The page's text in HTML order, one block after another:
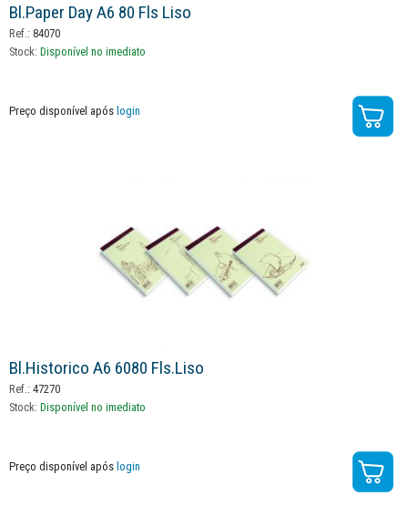
Bl.paper Day A6 80 Fls Liso
Ref.: 84070
Stock: Disponível no imediato
Preço disponível após login
Bl.historico A6 6080 Fls.liso
Ref.: 47270
Stock: Disponível no imediato
Preço disponível após login